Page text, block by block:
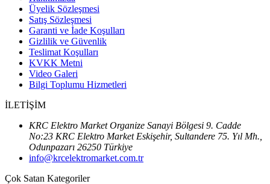
Üyelik Sözleşmesi
Satış Sözleşmesi
Garanti ve İade Koşulları
Gizlilik ve Güvenlik
Teslimat Koşulları
KVKK Metni
Video Galeri
Bilgi Toplumu Hizmetleri
İLETİŞİM
KRC Elektro Market Organize Sanayi Bölgesi 9. Cadde
No:23 KRC Elektro Market Eskişehir, Sultandere 75. Yıl Mh.,
Odunpazarı 26250 Türkiye
info@krcelektromarket.com.tr
Çok Satan Kategoriler